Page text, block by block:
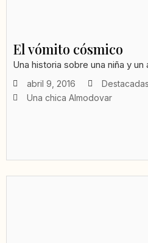
El vómito cósmico
Una historia sobre una niña y
abril 9, 2016
Destacadas
Una chica Almodovar